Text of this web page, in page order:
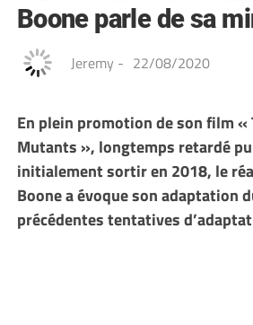
Boone parle de sa
Jeremy - 22/08/2020
En plein promotion de son film «
Mutants », longtemps retardé
initialement sortir en 2018, le
Boone a évoque son adaptation
précédentes tentatives